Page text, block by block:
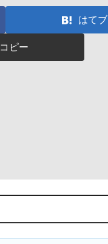
はてブ
コピー